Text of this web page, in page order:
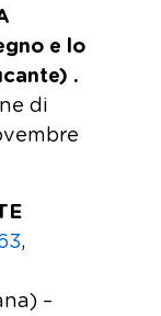
e lo
.
di
,
–